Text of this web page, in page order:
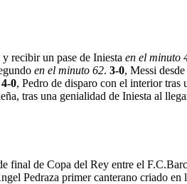
recibir un pase de Iniesta en el minuto
en el minuto 62. 3-0, Messi
4-0, Pedro de disparo con el interior tras
tras una genialidad de Iniesta al
final de Copa del Rey entre el
Pedraza primer canterano criado